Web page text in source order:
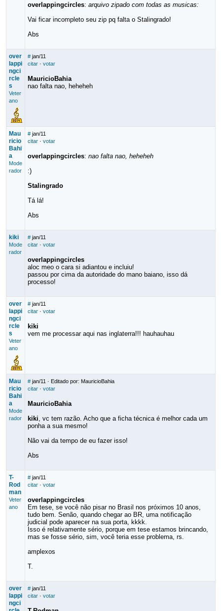
overlappingcircles: arquivo zipado com todas as musicas:
Vai ficar incompleto seu zip pq falta o Stalingrado!
Abs
over
lappi
ngci
rcle
s
Veter
ano
# jan/11
citar· votar
MauricioBahia
nao falta nao, heheheh
Mau
ricio
Bahi
a
Mode
rador
# jan/11
citar· votar
overlappingcircles: nao falta nao, heheheh
:)
Stalingrado
Tá lá!
Abs
kiki
Mode
rador
# jan/11
citar· votar
overlappingcircles
aloc meo o cara si adiantou e incluiu!
passou por cima da autoridade do mano baiano, isso dá
processo!
over
lappi
ngci
rcle
s
Veter
ano
# jan/11
citar· votar
kiki
vem me processar aqui nas inglaterra!!! hauhauhau
Mau
ricio
Bahi
a
Mode
rador
# jan/11 · Editado por: MauricioBahia
citar· votar
MauricioBahia
kiki, vc tem razão. Acho que a ficha técnica é melhor cada um
ponha a sua mesmo!
Não vai da tempo de eu fazer isso!
Abs
T-
Rod
man
Veter
ano
# jan/11
citar· votar
overlappingcircles
Em tese, se você não pisar no Brasil nos próximos 10 anos,
tudo bem. Senão, quando chegar ao BR, uma notificação
judicial pode aparecer na sua porta, kkkk.
Isso é relativamente sério, porque em tese estamos brincando,
mas se fosse sério, sim, você teria esse problema, rs.
amplexos
T.
over
lappi
ngci
# jan/11
citar· votar